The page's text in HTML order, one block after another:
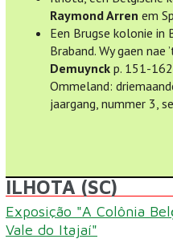
Raymond Arren em
Een Brugse kolonie in
Braband. Wy gaen nae
Demuynck p. 151-
Ommeland:
jaargang, nummer 3,
ILHOTA (SC)
Exposição "A Colônia
Vale do Itajaí"